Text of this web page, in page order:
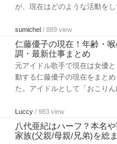
が、現在はどのような活動をし
sumichel / 889 view
仁藤優子の現在！年齢・
調・最新仕事まとめ
元アイドル歌手で現在は女優
動する仁藤優子の現在をまとめ
た。アイドルとして「おこりん
Luccy / 983 view
八代亜紀はハーフ？本名や
家族(父親/母親/兄弟)を総